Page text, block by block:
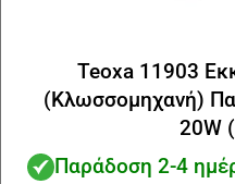
Teoxa 11903
(Κλωσσομηχανή)
20W
Παράδοση 2-4